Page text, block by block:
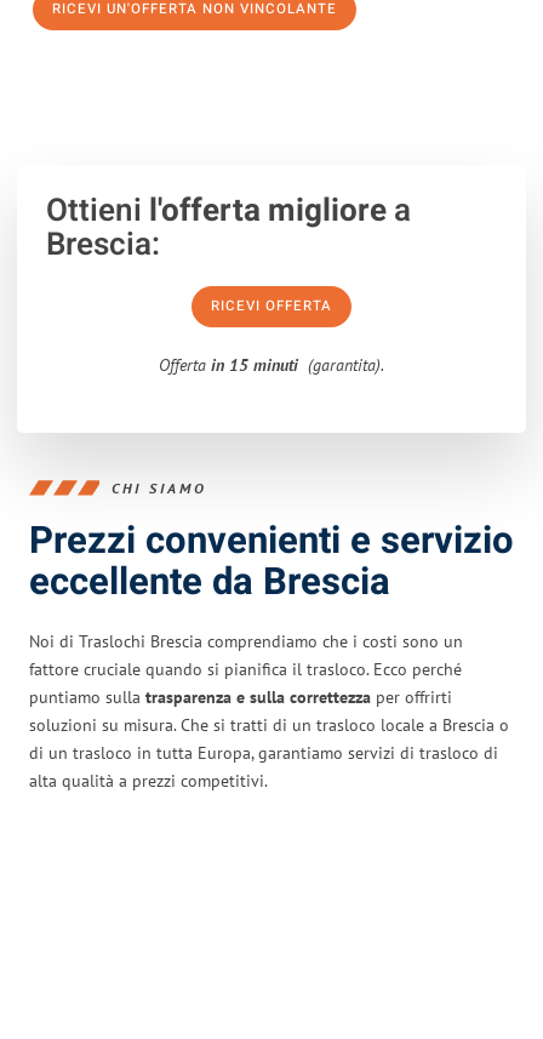
RICEVI UN'OFFERTA NON VINCOLANTE
Ottieni l'offerta migliorea
Brescia:
RICEVI OFFERTA
Offerta in 15 minuti (garantita).
CHI SIAMO
Prezzi convenienti e servizio
eccellente da Brescia
Noi di Traslochi Brescia comprendiamo che i costi sono un
fattore cruciale quando si pianifica il trasloco. Ecco perché
puntiamo sulla trasparenza e sulla correttezza per offrirti
soluzioni su misura. Che si tratti di un trasloco locale a Brescia o
di un trasloco in tutta Europa, garantiamo servizi di trasloco di
alta qualità a prezzi competitivi.